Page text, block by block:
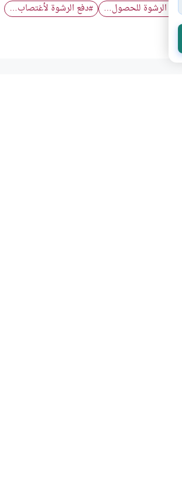
دفع الرشوة للحصول… #دفع الرشوة لأغتصاب…